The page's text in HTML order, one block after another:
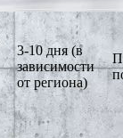
3-10 дня (в
зависимости
от региона)